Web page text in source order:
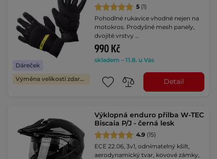
Dáreček
Výměna velikosti zdarma
5 (1)
Pohodlné rukavice vhodné nejen na
motokros. Prodyšné mesh panely,
dvojité vrstvy …
990 Kč
skladem – 11.8. u Vás
Detail
Výklopná enduro přilba W-TEC
Biscaia P/J - černá lesk
4.9 (15)
ECE 22.06, 3v1, odnímatelný kšilt,
aerodynamický tvar, kovové zámky,